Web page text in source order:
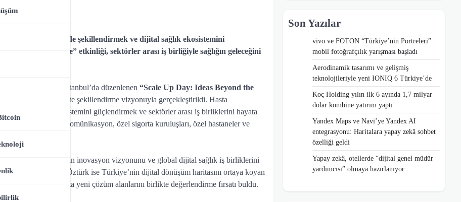
ortak bir zeminde şekillendirmek ve dijital sağlık ekosistemini
the Medicine” etkinliği, sektörler arası iş birliğiyle sağlığın geleceğini
2026 tarihinde İstanbul’da düzenlenen “Scale Up Day: Ideas Beyond the
geleceğini birlikte şekillendirme vizyonuyla gerçekleştirildi. Hasta
dijital sağlık ekosistemini güçlendirmek ve sektörler arası iş birliklerini hayata
bankacılık, telekomünikasyon, özel sigorta kuruluşları, özel hastaneler ve
Dawson, Lilly’nin inovasyon vizyonunu ve global dijital sağlık iş birliklerini
Müdürü Mehru Öztürk ise Türkiye’nin dijital dönüşüm haritasını ortaya koyan
paydaşlar, sağlıkta yeni çözüm alanlarını birlikte değerlendirme fırsatı buldu.
Son Yazılar
vivo ve FOTON “Türkiye’nin Portreleri”
mobil fotoğrafçılık yarışması başladı
Aerodinamik tasarımı ve gelişmiş
teknolojileriyle yeni IONIQ 6 Türkiye’de
Koç Holding yılın ilk 6 ayında 1,7 milyar
dolar kombine yatırım yaptı
Yandex Maps ve Navi’ye Yandex AI
entegrasyonu: Haritalara yapay zekâ sohbet
özelliği geldi
Yapay zekâ, otellerde “dijital genel müdür
yardımcısı” olmaya hazırlanıyor